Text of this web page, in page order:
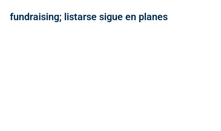
fundraising; listarse sigue en planes